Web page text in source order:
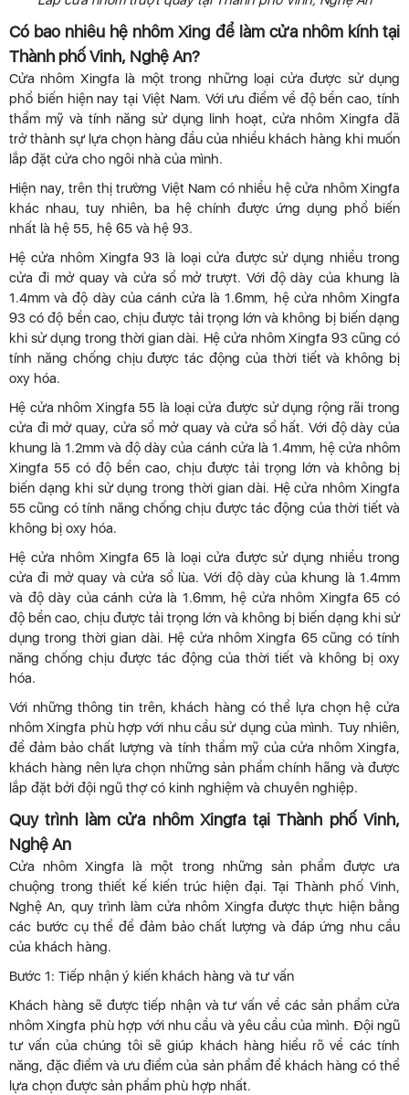
Có bao nhiêu hệ nhôm Xing để làm cửa nhôm kính tại
Thành phố Vinh, Nghệ An?
Cửa nhôm Xingfa là một trong những loại cửa được sử dụng
phổ biến hiện nay tại Việt Nam. Với ưu điểm về độ bền cao, tính
thẩm mỹ và tính năng sử dụng linh hoạt, cửa nhôm Xingfa đã
trở thành sự lựa chọn hàng đầu của nhiều khách hàng khi muốn
lắp đặt cửa cho ngôi nhà của mình.
Hiện nay, trên thị trường Việt Nam có nhiều hệ cửa nhôm Xingfa
khác nhau, tuy nhiên, ba hệ chính được ứng dụng phổ biến
nhất là hệ 55, hệ 65 và hệ 93.
Hệ cửa nhôm Xingfa 93 là loại cửa được sử dụng nhiều trong
cửa đi mở quay và cửa sổ mở trượt. Với độ dày của khung là
1.4mm và độ dày của cánh cửa là 1.6mm, hệ cửa nhôm Xingfa
93 có độ bền cao, chịu được tải trọng lớn và không bị biến dạng
khi sử dụng trong thời gian dài. Hệ cửa nhôm Xingfa 93 cũng có
tính năng chống chịu được tác động của thời tiết và không bị
oxy hóa.
Hệ cửa nhôm Xingfa 55 là loại cửa được sử dụng rộng rãi trong
cửa đi mở quay, cửa sổ mở quay và cửa sổ hất. Với độ dày của
khung là 1.2mm và độ dày của cánh cửa là 1.4mm, hệ cửa nhôm
Xingfa 55 có độ bền cao, chịu được tải trọng lớn và không bị
biến dạng khi sử dụng trong thời gian dài. Hệ cửa nhôm Xingfa
55 cũng có tính năng chống chịu được tác động của thời tiết và
không bị oxy hóa.
Hệ cửa nhôm Xingfa 65 là loại cửa được sử dụng nhiều trong
cửa đi mở quay và cửa sổ lùa. Với độ dày của khung là 1.4mm
và độ dày của cánh cửa là 1.6mm, hệ cửa nhôm Xingfa 65 có
độ bền cao, chịu được tải trọng lớn và không bị biến dạng khi sử
dụng trong thời gian dài. Hệ cửa nhôm Xingfa 65 cũng có tính
năng chống chịu được tác động của thời tiết và không bị oxy
hóa.
Với những thông tin trên, khách hàng có thể lựa chọn hệ cửa
nhôm Xingfa phù hợp với nhu cầu sử dụng của mình. Tuy nhiên,
để đảm bảo chất lượng và tính thẩm mỹ của cửa nhôm Xingfa,
khách hàng nên lựa chọn những sản phẩm chính hãng và được
lắp đặt bởi đội ngũ thợ có kinh nghiệm và chuyên nghiệp.
Quy trình làm cửa nhôm Xingfa tại Thành phố Vinh,
Nghệ An
Cửa nhôm Xingfa là một trong những sản phẩm được ưa
chuộng trong thiết kế kiến trúc hiện đại. Tại Thành phố Vinh,
Nghệ An, quy trình làm cửa nhôm Xingfa được thực hiện bằng
các bước cụ thể để đảm bảo chất lượng và đáp ứng nhu cầu
của khách hàng.
Bước 1: Tiếp nhận ý kiến khách hàng và tư vấn
Khách hàng sẽ được tiếp nhận và tư vấn về các sản phẩm cửa
nhôm Xingfa phù hợp với nhu cầu và yêu cầu của mình. Đội ngũ
tư vấn của chúng tôi sẽ giúp khách hàng hiểu rõ về các tính
năng, đặc điểm và ưu điểm của sản phẩm để khách hàng có thể
lựa chọn được sản phẩm phù hợp nhất.